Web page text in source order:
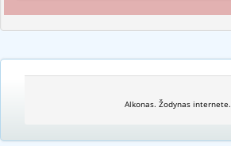
Alkonas. Žodynas internete.